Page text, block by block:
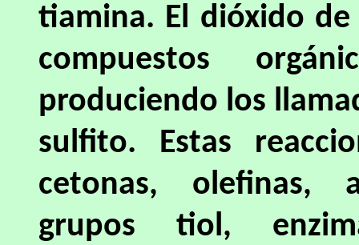
tiamina. El dióxido
compuestos
produciendo los
sulfito. Estas
cetonas, olefinas,
grupos tiol,